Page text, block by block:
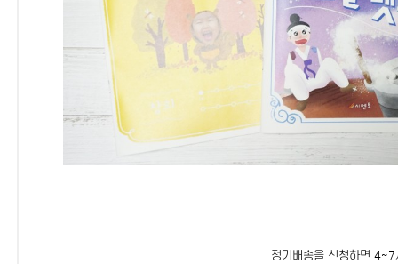
정기배송을 신청하면